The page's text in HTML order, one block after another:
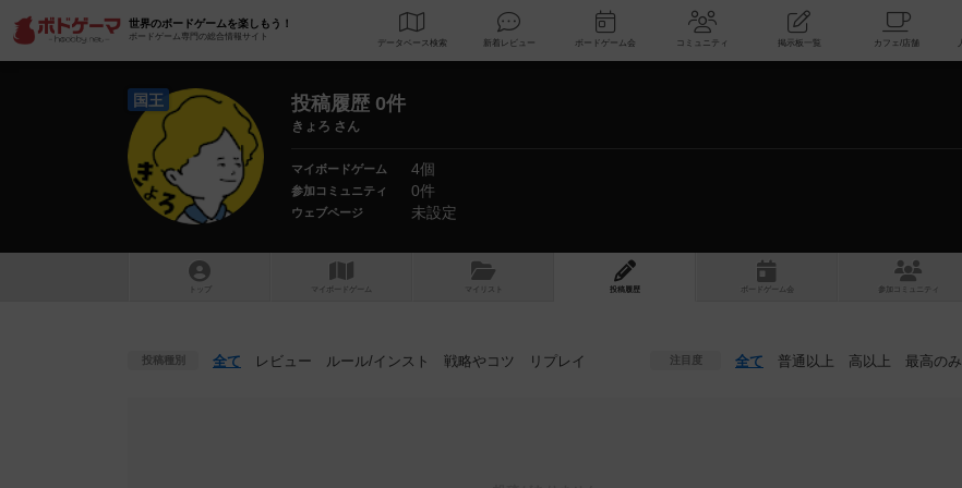
世界のボードゲームを楽しもう！
ボードゲーム専門の総合情報サイト
データベース 検索 新着レビュー ボードゲーム会 コミュニティ 掲示板一覧
国王 投稿履歴 0件
きょろ さん
マイボードゲーム 4個
参加コミュニティ 0件
ウェブページ 未設定
トップ マイボードゲーム マイリスト 投稿履歴 ボ ドゲ ーム コミュニティ
投稿種別 全て レビュー ルール/インスト 戦略やコツ リプレイ 注目度 全て 普通以上 高以上 最高のみ